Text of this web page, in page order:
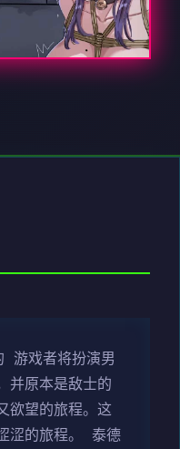
游戏者将扮演男
并原本是敌士的
欲望的旅程。这
涩的旅程。 泰德